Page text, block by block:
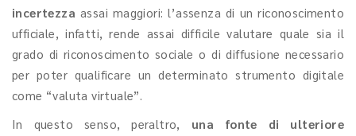
incertezza assai maggiori: l’assenza di un riconoscimento
ufficiale, infatti, rende assai difficile valutare quale sia il
grado di riconoscimento sociale o di diffusione necessario
per poter qualificare un determinato strumento digitale
come “valuta virtuale”.
In questo senso, peraltro, una fonte di ulteriore